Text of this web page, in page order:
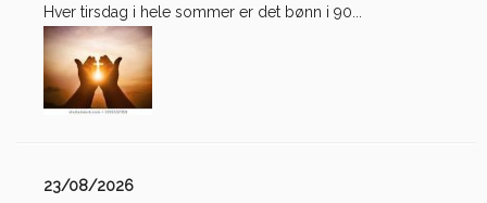
Hver tirsdag i hele sommer er det bønn i 90...
23/08/2026